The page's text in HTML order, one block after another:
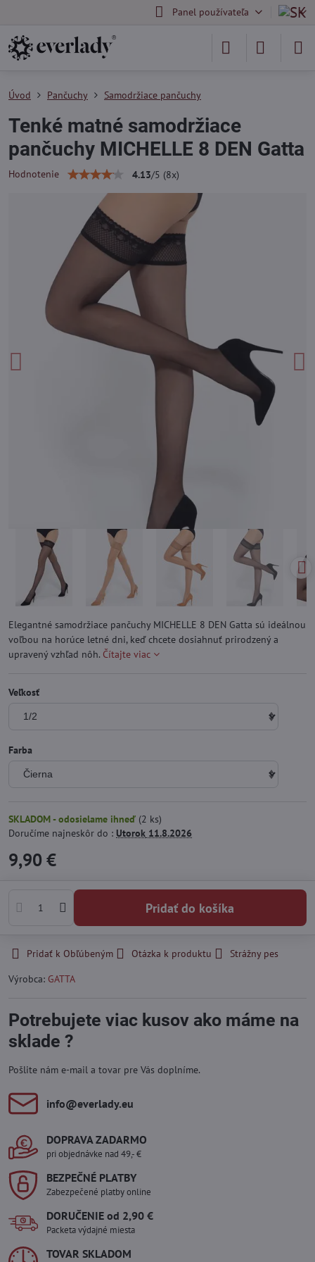
Panel používateľa
Úvod Pančuchy Samodržiace pančuchy
Tenké matné samodržiace
pančuchy MICHELLE 8 DEN Gatta
Hodnotenie 4.13/5 (8x)
Elegantné samodržiace pančuchy MICHELLE 8 DEN Gatta sú ideálnou
voľbou na horúce letné dni, keď chcete dosiahnuť prirodzený a
upravený vzhľad nôh. Čítajte viac
Veľkosť
Farba
SKLADOM - odosielame ihneď (2 ks)
Doručíme najneskôr do : Utorok 11.8.2026
9,90 €
Pridať do košíka
Pridať k Obľúbeným Otázka k produktu
Strážny pes
Výrobca: GATTA
Potrebujete viac kusov ako máme na
sklade ?
Pošlite nám e-mail a tovar pre Vás doplníme.
info​@everlady​.eu
DOPRAVA ZADARMO
pri objednávke nad 49,- €
BEZPEČNÉ PLATBY
Zabezpečené platby online
DORUČENIE od 2,90 €
Packeta výdajné miesta
TOVAR SKLADOM